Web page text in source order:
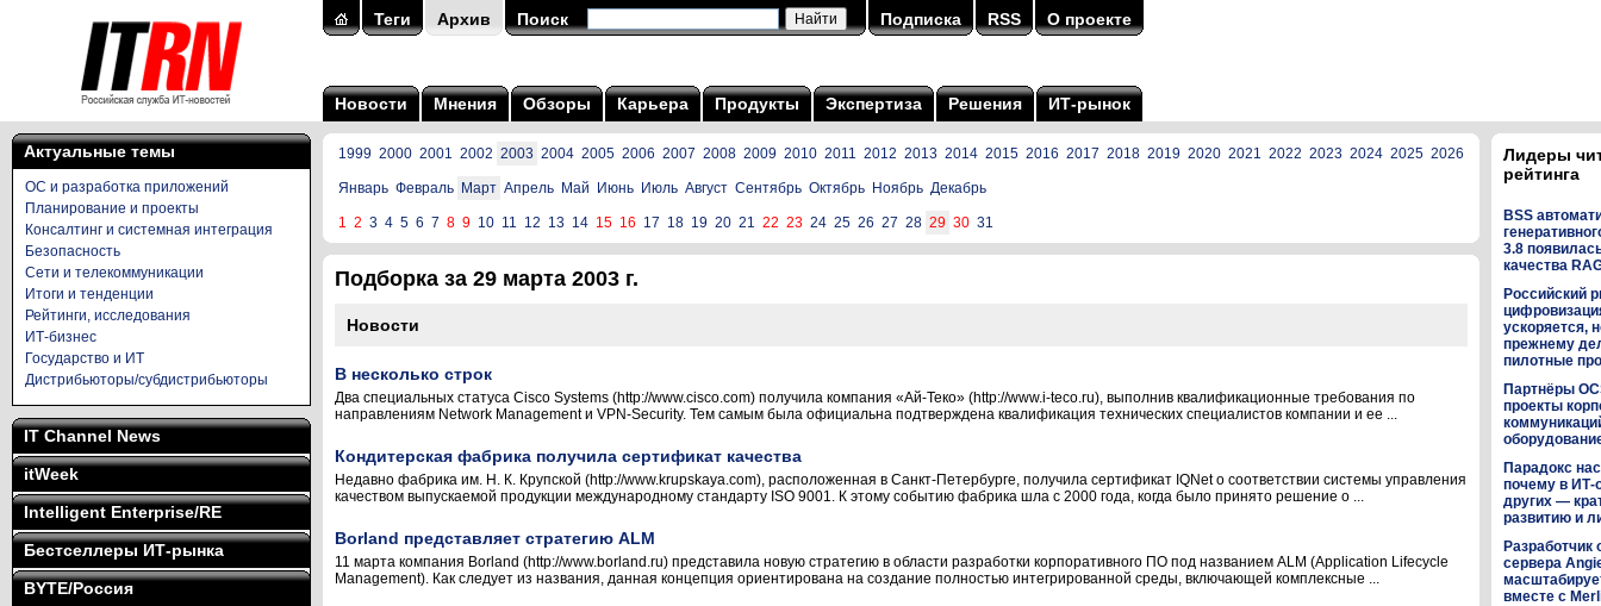
Теги Архив Поиск Подписка RSS О проекте
Новости Мнения Обзоры Карьера Продукты Экспертиза Решения ИТ-рынок
Актуальные темы
ОС и разработка приложений
Планирование и проекты
Консалтинг и системная интеграция
Безопасность
Сети и телекоммуникации
Итоги и тенденции
Рейтинги, исследования
ИТ-бизнес
Государство и ИТ
Дистрибьюторы/субдистрибьюторы
IT Channel News
itWeek
Intelligent Enterprise/RE
Бестселлеры ИТ-рынка
BYTE/Россия
1999 2000 2001 2002 2003 2004 2005 2006 2007 2008 2009 2010 2011 2012 2013 2014 2015 2016 2017 2018 2019 2020 2021 2022 2023 2024 2025 2026
Январь Февраль Март Апрель Май Июнь Июль Август Сентябрь Октябрь Ноябрь Декабрь
1 2 3 4 5 6 7 8 9 10 11 12 13 14 15 16 17 18 19 20 21 22 23 24 25 26 27 28 29 30 31
Подборка за 29 марта 2003 г.
Новости
В несколько строк
Два специальных статуса Cisco Systems (http://www.cisco.com) получила компания «Ай-Теко» (http://www.i-teco.ru), выполнив квалификационные требования по
направлениям Network Management и VPN-Security. Тем самым была официальна подтверждена квалификация технических специалистов компании и ее ...
Кондитерская фабрика получила сертификат качества
Недавно фабрика им. Н. К. Крупской (http://www.krupskaya.com), расположенная в Санкт-Петербурге, получила сертификат IQNet о соответствии системы управления
качеством выпускаемой продукции международному стандарту ISO 9001. К этому событию фабрика шла с 2000 года, когда было принято решение о ...
Borland представляет стратегию ALM
11 марта компания Borland (http://www.borland.ru) представила новую стратегию в области разработки корпоративного ПО под названием ALM (Application Lifecycle
Management). Как следует из названия, данная концепция ориентирована на создание полностью интегрированной среды, включающей комплексные ...
Лидеры
рейтинга
BSS
3.8
качества
Российский
ускоряется,
прежнему
пилотные
Партнёры
проекты
Парадокс
почему в ИТ-
других —
развитию и
Разработчик
сервера
вместе с